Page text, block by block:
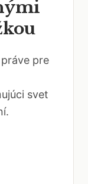
pre
svet